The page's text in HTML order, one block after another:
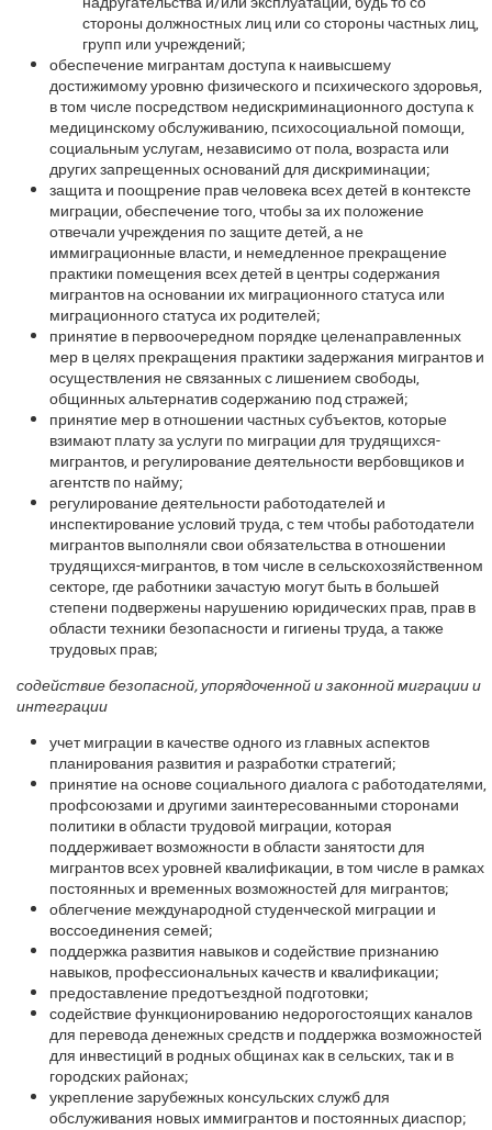
стороны должностных лиц или со стороны частных лиц,
групп или учреждений;
обеспечение мигрантам доступа к наивысшему
достижимому уровню физического и психического здоровья,
в том числе посредством недискриминационного доступа к
медицинскому обслуживанию, психосоциальной помощи,
социальным услугам, независимо от пола, возраста или
других запрещенных оснований для дискриминации;
защита и поощрение прав человека всех детей в контексте
миграции, обеспечение того, чтобы за их положение
отвечали учреждения по защите детей, а не
иммиграционные власти, и немедленное прекращение
практики помещения всех детей в центры содержания
мигрантов на основании их миграционного статуса или
миграционного статуса их родителей;
принятие в первоочередном порядке целенаправленных
мер в целях прекращения практики задержания мигрантов и
осуществления не связанных с лишением свободы,
общинных альтернатив содержанию под стражей;
принятие мер в отношении частных субъектов, которые
взимают плату за услуги по миграции для трудящихся-
мигрантов, и регулирование деятельности вербовщиков и
агентств по найму;
регулирование деятельности работодателей и
инспектирование условий труда, с тем чтобы работодатели
мигрантов выполняли свои обязательства в отношении
трудящихся-мигрантов, в том числе в сельскохозяйственном
секторе, где работники зачастую могут быть в большей
степени подвержены нарушению юридических прав, прав в
области техники безопасности и гигиены труда, а также
трудовых прав;
содействие безопасной, упорядоченной и законной миграции и
интеграции
учет миграции в качестве одного из главных аспектов
планирования развития и разработки стратегий;
принятие на основе социального диалога с работодателями,
профсоюзами и другими заинтересованными сторонами
политики в области трудовой миграции, которая
поддерживает возможности в области занятости для
мигрантов всех уровней квалификации, в том числе в рамках
постоянных и временных возможностей для мигрантов;
облегчение международной студенческой миграции и
воссоединения семей;
поддержка развития навыков и содействие признанию
навыков, профессиональных качеств и квалификации;
предоставление предотъездной подготовки;
содействие функционированию недорогостоящих каналов
для перевода денежных средств и поддержка возможностей
для инвестиций в родных общинах как в сельских, так и в
городских районах;
укрепление зарубежных консульских служб для
обслуживания новых иммигрантов и постоянных диаспор;